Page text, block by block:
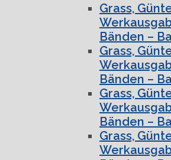
Grass,
Bänden –
Grass,
Bänden –
Grass,
Bänden –
Grass,